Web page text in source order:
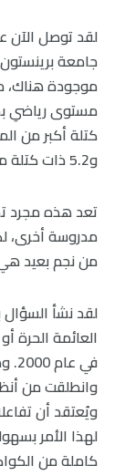
لقد توصل الآن
جامعة
موجودة هناك،
و5.2 ذات كتلة مماثلة لكتلة عطارد.
تعد هذه مجرد
مدروسة أخرى،
من نجم بعيد هي
لقد نشأ
العائمة الحرة
وانطلقت من
ويُعتقد أن
لهذا الأمر
كاملة من